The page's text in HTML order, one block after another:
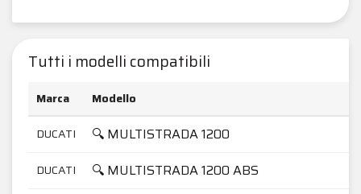
Tutti i modelli compatibili
Marca
Modello
DUCATI
🔍 MULTISTRADA 1200
DUCATI 🔍 MULTISTRADA 1200 ABS